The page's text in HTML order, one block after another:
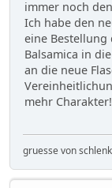
immer noch
Ich habe den
eine Bestellung
Balsamica in
an die neue
mehr Charakter!
gruesse von schlenk